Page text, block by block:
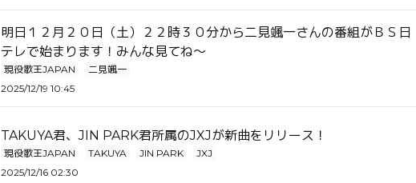
明日１２月２０日（土）２２時３０分から二見颯一さんの番組がＢＳ日
テレで始まります！みんな見てね～
現役歌王JAPAN
二見颯一
2025/12/19 10:45
TAKUYA君、JIN PARK君所属のJXJが新曲をリリース！
現役歌王JAPAN TAKUYA JIN PARK
JXJ
2025/12/16 02:30